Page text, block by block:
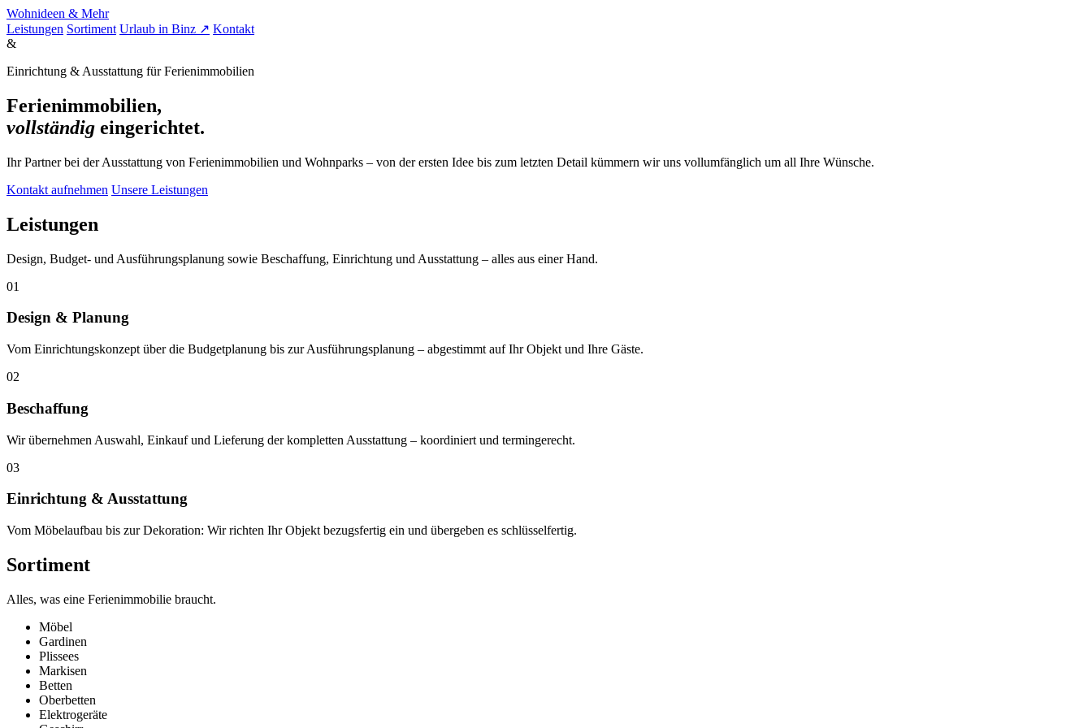
Wohnideen & Mehr
Leistungen Sortiment Urlaub in Binz ↗ Kontakt
&
Einrichtung & Ausstattung für Ferienimmobilien
Ferienimmobilien,
vollständig eingerichtet.
Ihr Partner bei der Ausstattung von Ferienimmobilien und Wohnparks – von der ersten Idee bis zum letzten Detail kümmern wir uns vollumfänglich um all Ihre Wünsche.
Kontakt aufnehmen Unsere Leistungen
Leistungen
Design, Budget- und Ausführungsplanung sowie Beschaffung, Einrichtung und Ausstattung – alles aus einer Hand.
01
Design & Planung
Vom Einrichtungskonzept über die Budgetplanung bis zur Ausführungsplanung – abgestimmt auf Ihr Objekt und Ihre Gäste.
02
Beschaffung
Wir übernehmen Auswahl, Einkauf und Lieferung der kompletten Ausstattung – koordiniert und termingerecht.
03
Einrichtung & Ausstattung
Vom Möbelaufbau bis zur Dekoration: Wir richten Ihr Objekt bezugsfertig ein und übergeben es schlüsselfertig.
Sortiment
Alles, was eine Ferien­immobilie braucht.
Möbel
Gardinen
Plissees
Markisen
Betten
Oberbetten
Elektrogeräte